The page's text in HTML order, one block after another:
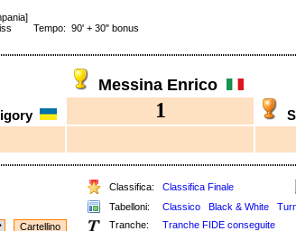
Tempo: 90' + 30" bonus
Messina Enrico
1
Classifica: Classifica Finale
Tabelloni: Classico Black & White
Tranche: Tranche FIDE conseguite